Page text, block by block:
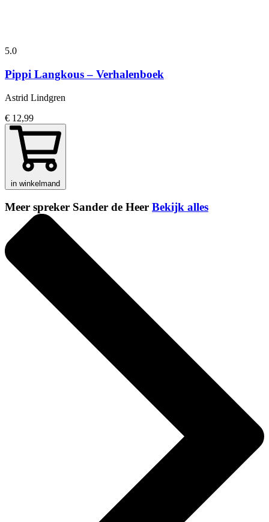
5.0
Pippi Langkous – Verhalenboek
Astrid Lindgren
€ 12,99
in winkelmand
Meer spreker Sander de Heer Bekijk alles